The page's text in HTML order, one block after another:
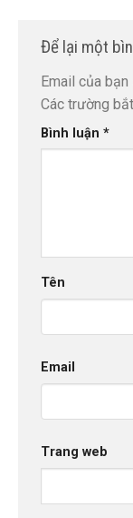
Để lại một
Email của
Các trường
Bình luận *
Tên
Email
Trang web